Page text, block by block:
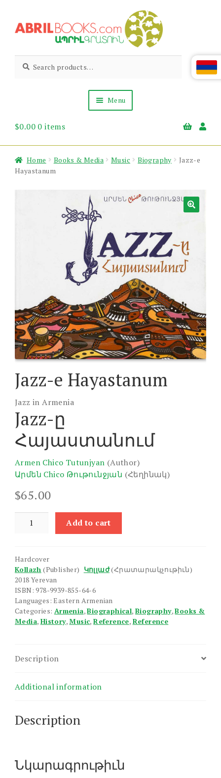
to
to
Abril
Books
Living
Armenian
for:
Menu
About Us
$0.00 0 items
Home Books & Media Music Biography
Jazz-e
Hayastanum
Jazz-e Hayastanum
Jazz in Armenia
Jazz-ը
Հայաստանում
Armen Chico Tutunjyan (Author)
Արմեն Chico Թութունջյան (Հեղինակ)
$65.00
Jazz-
Add to cart
Hardcover
Kollazh (Publisher) Կոլլաժ(Հրատարակչութիւն)
2018 Yerevan
ISBN: 978-9939-855-64-6
Languages: Eastern Armenian
Categories: Armenia,Biographical,Biography,Books &
Media, History,Music,Reference, Reference
Description
Additional information
Description
Նկարագրութիւն